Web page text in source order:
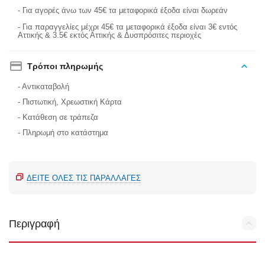
- Για αγορές άνω των 45€ τα μεταφορικά έξοδα είναι δωρεάν
- Για παραγγελίες μέχρι 45€ τα μεταφορικά έξοδα είναι 3€ εντός
Αττικής & 3.5€ εκτός Αττικής & Δυσπρόσιτες περιοχές
Τρόποι πληρωμής
- Αντικαταβολή
- Πιστωτική, Χρεωστική Κάρτα
- Κατάθεση σε τράπεζα
- Πληρωμή στο κατάστημα
ΔΕΊΤΕ ΌΛΕΣ ΤΙΣ ΠΑΡΑΛΛΑΓΈΣ
Περιγραφή